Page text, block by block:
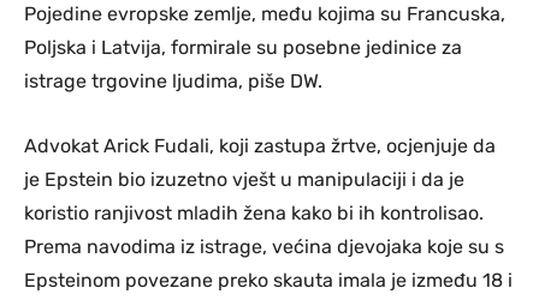
Pojedine evropske zemlje, među kojima su Francuska,
Poljska i Latvija, formirale su posebne jedinice za
istrage trgovine ljudima, piše DW.
Advokat Arick Fudali, koji zastupa žrtve, ocjenjuje da
je Epstein bio izuzetno vješt u manipulaciji i da je
koristio ranjivost mladih žena kako bi ih kontrolisao.
Prema navodima iz istrage, većina djevojaka koje su s
Epsteinom povezane preko skauta imala je između 18 i